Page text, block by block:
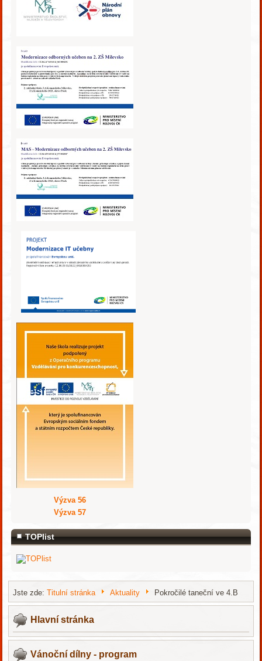
Výzva 56
Výzva 57
TOPlist
Jste zde:Titulní stránka Aktuality Pokročilé taneční ve 4.B
Hlavní stránka
Vánoční dílny - program